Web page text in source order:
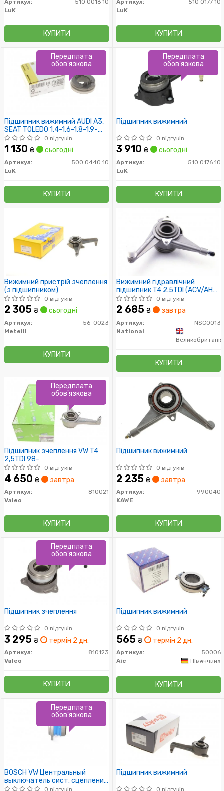
LuK
КУПИТИ
LuK
КУПИТИ
Підшипник вижимний AUDI A3,
SEAT TOLEDO 1,4-1,6-1,8-1,9-
2,0 94- (Пр-во LUK)
0 відгуків
1 130 ₴ сьогодні
Артикул:
500 0440 10
LuK
КУПИТИ
Передплата
обов'язкова
Підшипник вижимний
0 відгуків
3 910 ₴ сьогодні
Артикул:
510 0176 10
LuK
КУПИТИ
Передплата
обов'язкова
Вижимний пристрій зчеплення
(з підшипником)
0 відгуків
2 305 ₴ сьогодні
Артикул:
56-0023
Metelli
КУПИТИ
Вижимний гідравлічний
підшипник T4 2.5TDI (ACV/AHY)
95-03
0 відгуків
2 685 ₴ завтра
Артикул:
NSC0013
National
Великобританія
КУПИТИ
Підшипник зчеплення VW T4
2,5TDI 98-
0 відгуків
4 650 ₴ завтра
Артикул:
810021
Valeo
КУПИТИ
Передплата
обов'язкова
Підшипник вижимний
0 відгуків
2 235 ₴ завтра
Артикул:
990040
KAWE
КУПИТИ
Підшипник зчеплення
0 відгуків
3 295 ₴ термін 2 дн.
Артикул:
810123
Valeo
КУПИТИ
Передплата
обов'язкова
Підшипник вижимний
0 відгуків
565 ₴ термін 2 дн.
Артикул:
50006
Aic
Німеччина
КУПИТИ
BOSCH VW Центральный
выключатель сист. сцепления
Golf,Passat,T50 відгуків
Передплата
обов'язкова
Підшипник вижимний
0 відгуків